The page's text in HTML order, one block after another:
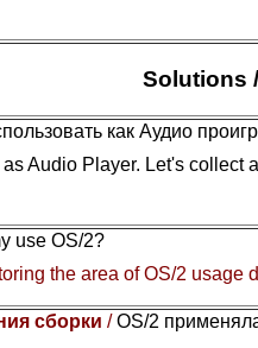
Solutions
как Аудио
Audio Player. Let's collect
use OS/2?
the area of OS/2 usage
сборки /OS/2